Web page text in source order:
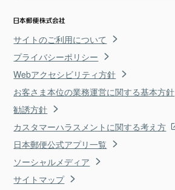
サイトのご利用について
プライバシーポリシー
Webアクセシビリティ方針
お客さま本位の業務運営に関する基本方針
勧誘方針
カスタマーハラスメントに関する考え方
日本郵便公式アプリ一覧
ソーシャルメディア
サイトマップ